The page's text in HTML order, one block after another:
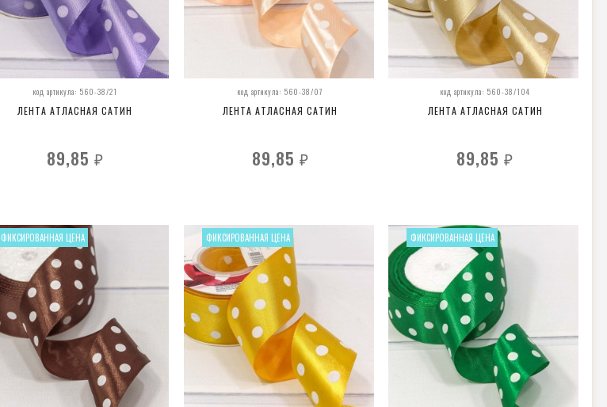
код артикула: 560-38/21
ЛЕНТА АТЛАСНАЯ САТИН
89,85 ₽
код артикула: 560-38/07
ЛЕНТА АТЛАСНАЯ САТИН
89,85 ₽
код артикула: 560-38/104
ЛЕНТА АТЛАСНАЯ САТИН
89,85₽
ФИКСИРОВАННАЯ ЦЕНА ФИКСИРОВАННАЯ ЦЕНА ФИКСИРОВАННАЯ ЦЕНА